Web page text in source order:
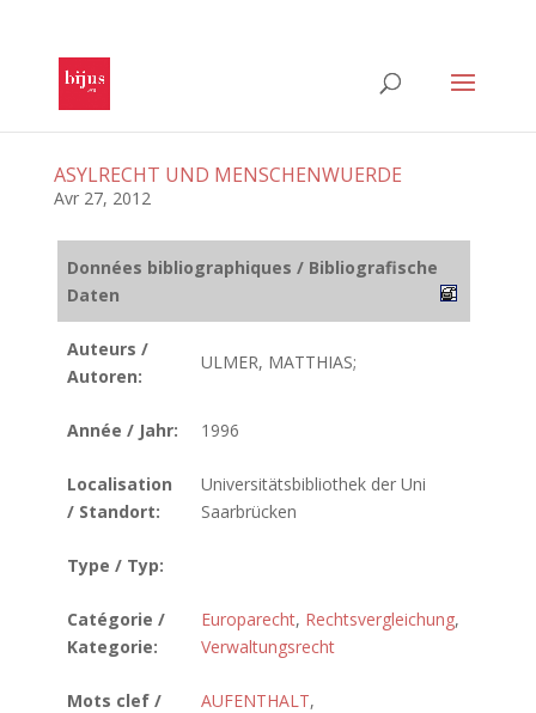
ASYLRECHT UND MENSCHENWUERDE
Avr 27, 2012
Données bibliographiques / Bibliografische
Daten
Auteurs /
Autoren:
ULMER, MATTHIAS;
Année / Jahr: 1996
Localisation
/ Standort:
Universitätsbibliothek der Uni
Saarbrücken
Type / Typ:
Catégorie /
Kategorie:
Europarecht, Rechtsvergleichung,
Verwaltungsrecht
Mots clef /
AUFENTHALT,